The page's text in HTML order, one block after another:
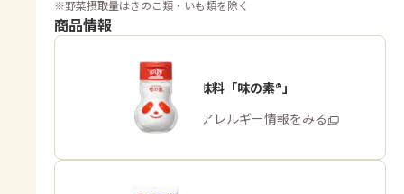
※野菜摂取量はきのこ類・いも類を除く
商品情報
うま味調味料「味の素®」
商品・アレルギー情報をみる